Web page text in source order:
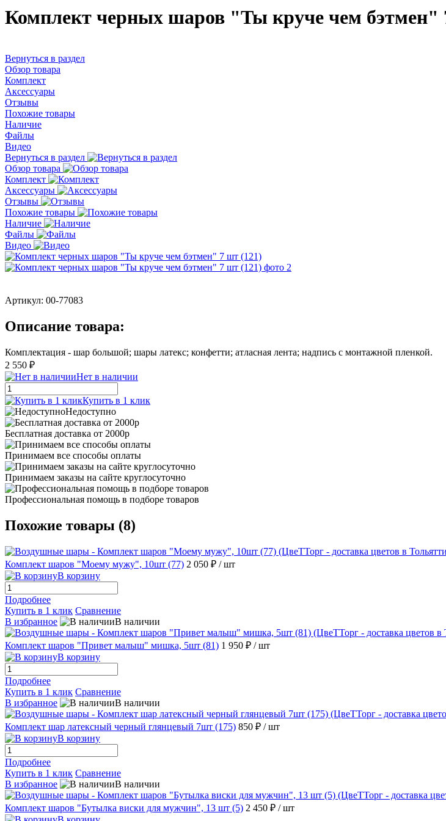
Комплект черных шаров "Ты круче чем бэтмен"
Вернуться в раздел
Обзор товара
Комплект
Аксессуары
Отзывы
Похожие товары
Наличие
Файлы
Видео
Вернуться в раздел
Обзор товара
Комплект
Аксессуары
Отзывы
Похожие товары
Наличие
Файлы
Видео
Артикул: 00-77083
Описание товара:
Комплектация - шар большой; шары латекс; конфетти; атласная лента; надпись с монтажной пленкой.
2 550 ₽
Нет в наличии
Купить в 1 клик
Недоступно
Бесплатная доставка от 2000р
Принимаем все способы оплаты
Принимаем заказы на сайте круглосуточно
Профессиональная помощь в подборе товаров
Похожие товары (8)
Комплект шаров "Моему мужу", 10шт (77) 2 050 ₽ / шт
В корзину
Подробнее
Купить в 1 клик Сравнение
В избранное
В наличии
Комплект шаров "Привет малыш" мишка, 5шт (81) 1 950 ₽ / шт
В корзину
Подробнее
Купить в 1 клик Сравнение
В избранное
В наличии
Комплект шар латексный черный глянцевый 7шт (175) 850 ₽ / шт
В корзину
Подробнее
Купить в 1 клик Сравнение
В избранное
В наличии
Комплект шаров "Бутылка виски для мужчин", 13 шт (5) 2 450 ₽ / шт